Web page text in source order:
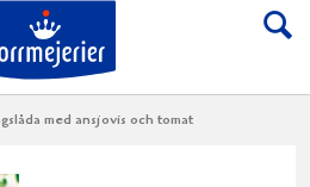
Till Norrmejerier
med ansjovis och tomat